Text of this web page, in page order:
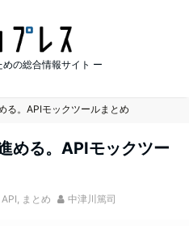
の総合情報サイト ー
る。APIモックツールまとめ
める。APIモックツー
API, まとめ 中津川篤司